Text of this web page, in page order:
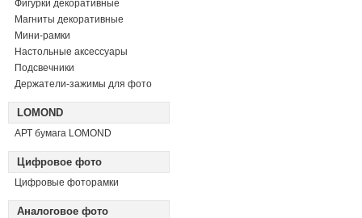
Фигурки декоративные
Магниты декоративные
Мини-рамки
Настольные аксессуары
Подсвечники
Держатели-зажимы для фото
LOMOND
АРТ бумага LOMOND
Цифровое фото
Цифровые фоторамки
Аналоговое фото